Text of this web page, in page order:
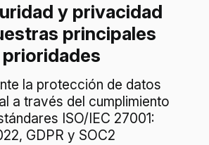
y privacidad
principales
prioridades
la protección de datos
a través del cumplimiento
ISO/IEC 27001:
GDPR y SOC2